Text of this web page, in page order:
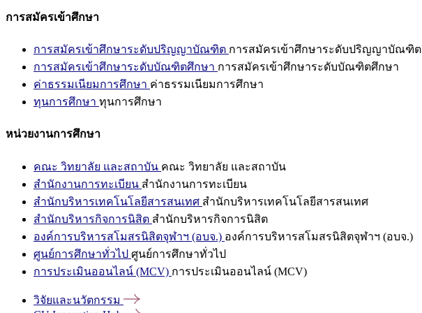
การสมัครเข้าศึกษา
การสมัครเข้าศึกษาระดับปริญญาบัณฑิต การสมัครเข้าศึกษาระดับปริญญาบัณฑิต
การสมัครเข้าศึกษาระดับบัณฑิตศึกษา การสมัครเข้าศึกษาระดับบัณฑิตศึกษา
ค่าธรรมเนียมการศึกษา ค่าธรรมเนียมการศึกษา
ทุนการศึกษา ทุนการศึกษา
หน่วยงานการศึกษา
คณะ วิทยาลัย และสถาบัน คณะ วิทยาลัย และสถาบัน
สำนักงานการทะเบียน สำนักงานการทะเบียน
สำนักบริหารเทคโนโลยีสารสนเทศ สำนักบริหารเทคโนโลยีสารสนเทศ
สำนักบริหารกิจการนิสิต สำนักบริหารกิจการนิสิต
องค์การบริหารสโมสรนิสิตจุฬาฯ (อบจ.) องค์การบริหารสโมสรนิสิตจุฬาฯ (อบจ.)
ศูนย์การศึกษาทั่วไป ศูนย์การศึกษาทั่วไป
การประเมินออนไลน์ (MCV) การประเมินออนไลน์ (MCV)
วิจัยและนวัตกรรม